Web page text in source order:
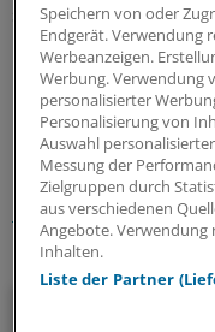
sich fortentwickelt
Heil.(dpa)
Schlagworte:
Personalführung
Ihr Newsletter
Speichern von oder
Endgerät. Verwendung
Werbeanzeigen.
Werbung. Verwendung
personalisierter
Personalisierung von
Auswahl
Messung der
Zielgruppen durch
aus verschiedenen
Angebote. Verwendung
Inhalten.
Liste der Partner